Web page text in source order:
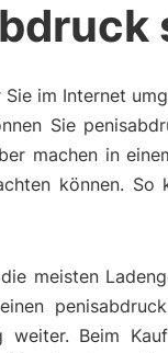
Sie im Internet
Sie
machen in
können.
meisten
weiter. Beim